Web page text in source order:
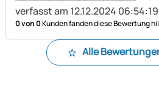
verfasst am 12.12.2024 06:54:19
0 von 0Kunden fanden diese Bewertung
Alle